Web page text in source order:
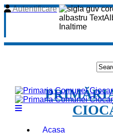
Autentificare
Acasa